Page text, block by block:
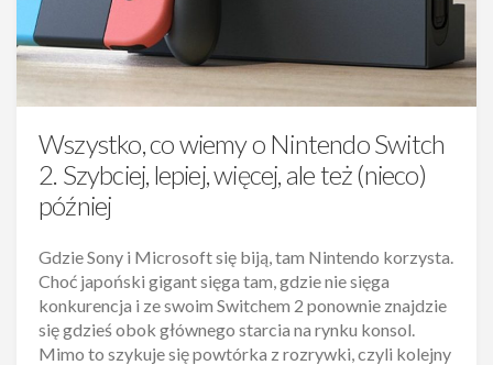
Wszystko, co wiemy o Nintendo Switch
2. Szybciej, lepiej, więcej, ale też (nieco)
później
Gdzie Sony i Microsoft się biją, tam Nintendo korzysta.
Choć japoński gigant sięga tam, gdzie nie sięga
konkurencja i ze swoim Switchem 2 ponownie znajdzie
się gdzieś obok głównego starcia na rynku konsol.
Mimo to szykuje się powtórka z rozrywki, czyli kolejny